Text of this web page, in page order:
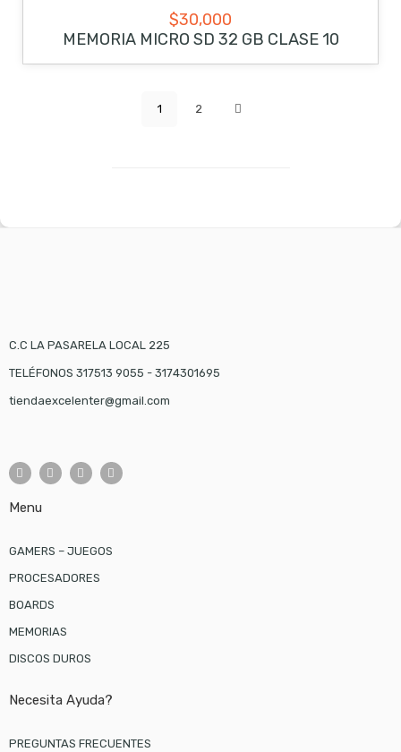
$30,000
MEMORIA MICRO SD 32 GB CLASE 10
1 2
C.C LA PASARELA LOCAL 225
TELÉFONOS 317513 9055 - 3174301695
tiendaexcelenter@gmail.com
Menu
GAMERS – JUEGOS
PROCESADORES
BOARDS
MEMORIAS
DISCOS DUROS
Necesita Ayuda?
PREGUNTAS FRECUENTES